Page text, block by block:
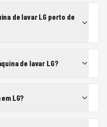
de lavar LG perto de
de lavar LG?
LG?